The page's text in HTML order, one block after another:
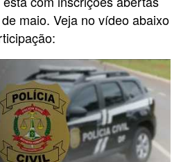
maio. Veja no vídeo abaixo